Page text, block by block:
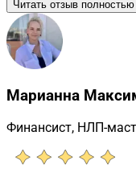
Читать отзыв полностью
Марианна
Финансист, НЛП-